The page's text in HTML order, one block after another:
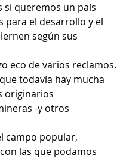
si queremos un país
para el desarrollo y el
según sus
eco de varios reclamos.
todavía hay mucha
originarios
-y otros
campo popular,
las que podamos